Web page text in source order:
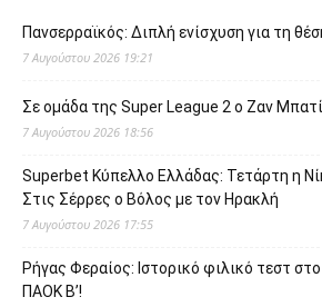
Πανσερραϊκός: Διπλή ενίσχυση για τη
7 Αυγούστου 2026 19:21
Σε ομάδα της Super League 2 o Ζαν
7 Αυγούστου 2026 18:56
Superbet Κύπελλο Ελλάδας: Τετάρτη η
Στις Σέρρες ο Βόλος με τον Ηρακλή
7 Αυγούστου 2026 17:55
Ρήγας Φεραίος: Ιστορικό φιλικό τεστ
ΠΑΟΚ Β’!